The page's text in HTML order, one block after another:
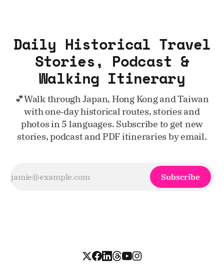
Daily Historical Travel
Stories, Podcast &
Walking Itinerary
💕Walk through Japan, Hong Kong and Taiwan
with one‑day historical routes, stories and
photos in 5 languages. Subscribe to get new
stories, podcast and PDF itineraries by email.
Subscribe